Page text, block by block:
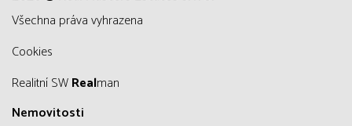
všechna práva vyhrazena
Cookies
Realitní SWRealman
Nemovitosti